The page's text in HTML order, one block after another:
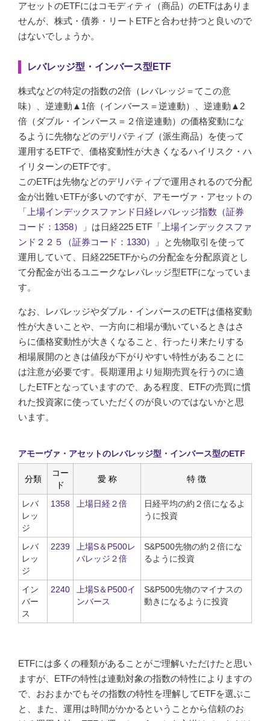
アセットのETFにはコモディティ（商品）のETFはありま
せんが、株式・債券・リートETFと合わせ持つと良いので
はないでしょうか。
レバレッジ型・インバース型ETF
株式などの特定の指数の2倍（レバレッジ＝てこの意
味）、逆連動▲1倍（インバース＝逆連動）、逆連動▲2
倍（ダブル・インバース＝２倍逆連動）の価格変動にな
るように先物などのデリバティブ（派生商品）を使って
運用するETFで、価格変動性が大きくなるハイリスク・ハ
イリターンのETFです。
このETFは先物などのデリバティブで運用されるので分配
金が出難いETFが多いのですが、アモーヴァ・アセットの
「 上場インデックスファンド日経レバレッジ指数（証券
コード：1358）
」は日経225 ETF「 上場インデックスファ
ンド２２５（証券コード：1330）
」と先物取引を使って
運用していて、日経225ETFからの分配金を分配原資とし
て分配金が出るユニークなレバレッジ型ETFになっていま
す。
なお、レバレッジやダブル・インバースのETFは価格変動
性が大きいことや、一方向に相場が動いているときはさ
らに価格変動性が大きくなること、行ったり来たりする
相場展開のときは値段が下がりやすい特性があることに
は注意が必要です。長期運用より短期売買を行うのに適
したETFとなっていますので、ある程度、ETFの売買に慣
れた投資家に使っていただくのが良いのではないかと思
います。
アモーヴァ・アセットのレバレッジ型・インバース型のETF
分類
コー
ド
愛 称 特 徴
レバ
レッ
ジ
1358 上場日経２倍
日経平均の約２倍になるよ
うに投資
レバ
レッ
ジ
2239
上場S＆P500レ
バレッジ２倍
S&P500先物の約２倍にな
るように投資
イン
バー
ス
2240
上場S＆P500イ
ンバース
S&P500先物のマイナスの
動きになるように投資
ETFには多くの種類があることがご理解いただけたと思い
ますが、ETFの特性は連動対象の指数の特性によりますの
で、おおまかでもその指数の特性を理解してETFを選ぶこ
と、また、運用は時間がかかるということから信頼のお